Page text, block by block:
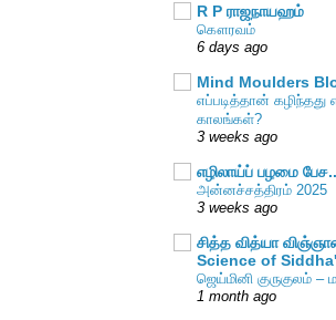
R P ராஜநாயஹம்
கௌரவம்
6 days ago
Mind Moulders
எப்படித்தான் கழிந்தது
காலங்கள்?
3 weeks ago
எழிலாய்ப் பழமை
அன்னச்சத்திரம் 2025
3 weeks ago
சித்த வித்யா
Science of
ஜெய்மினி குருகுலம் –
1 month ago